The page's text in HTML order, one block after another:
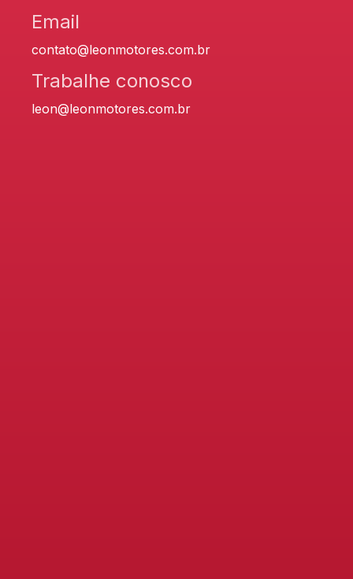
Email
contato@leonmotores.com.br
Trabalhe conosco
leon@leonmotores.com.br